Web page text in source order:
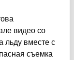
видео со
льду вместе с
съемка